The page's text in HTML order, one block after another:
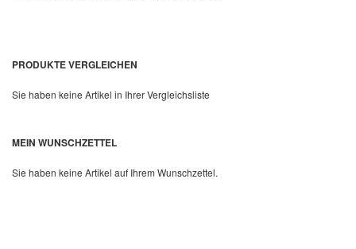
PRODUKTE VERGLEICHEN
Sie haben keine Artikel in Ihrer Vergleichsliste
MEIN WUNSCHZETTEL
Sie haben keine Artikel auf Ihrem Wunschzettel.